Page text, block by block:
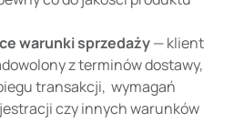
warunki sprzedaży— klient
z terminów dostawy,
transakcji, wymagań
czy innych warunków